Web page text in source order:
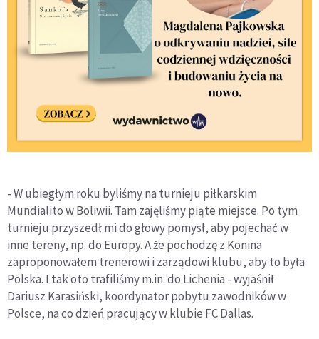
- W ubiegłym roku byliśmy na turnieju piłkarskim
Mundialito w Boliwii. Tam zajęliśmy piąte miejsce. Po tym
turnieju przyszedł mi do głowy pomysł, aby pojechać w
inne tereny, np. do Europy. A że pochodzę z Konina
zaproponowałem trenerowi i zarządowi klubu, aby to była
Polska. I tak oto trafiliśmy m.in. do Lichenia - wyjaśnił
Dariusz Karasiński, koordynator pobytu zawodników w
Polsce, na co dzień pracujący w klubie FC Dallas.